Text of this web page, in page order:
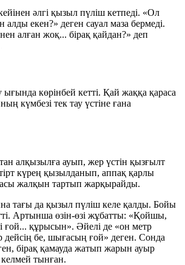
әлгі қызыл пүліш кетпеді. «Ол
алды екен?» деген сауал маза бермеді.
алған жоқ... бірақ қайдан?» деп
көрінбей кетті. Қай жаққа қараса
күмбезі тек тау үстіне ғана
алқызылға ауып, жер үстін қызғылт
күрең қызылданып, аппақ қарлы
жалқын тартып жарқырайды.
тағы да қызыл пүліш келе қалды. Бойы
Артынша өзін-өзі жұбатты: «Қойшы,
ғой... құрысын». Әйелі де «он метр
дейсің бе, шығасың ғой» деген. Сонда
бірақ қамауда жатып жарын ауыр
тынған.